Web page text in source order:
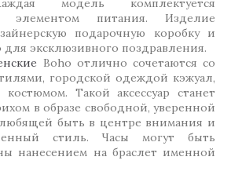
модель комплектуется
элементом питания. Изделие
подарочную коробку и
эксклюзивного поздравления.
Boho отлично сочетаются со
городской одеждой кэжуал,
Такой аксессуар станет
в образе свободной, уверенной
быть в центре внимания и
стиль. Часы могут быть
нанесением на браслет именной